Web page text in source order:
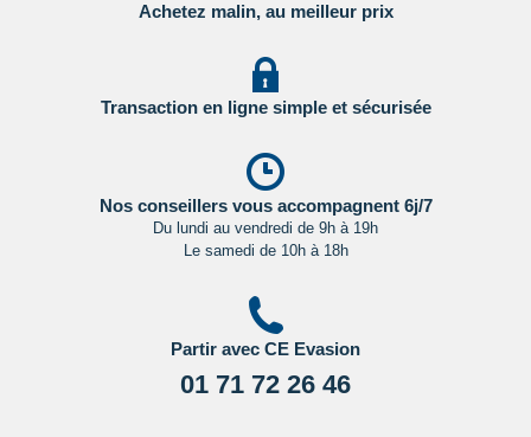
Achetez malin, au meilleur prix
Transaction en ligne simple et sécurisée
Nos conseillers vous accompagnent 6j/7
Du lundi au vendredi de 9h à 19h
Le samedi de 10h à 18h
Partir avec CE Evasion
01 71 72 26 46